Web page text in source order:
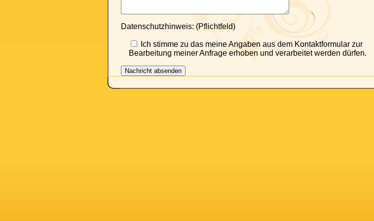
Datenschutzhinweis: (Pflichtfeld)
Ich stimme zu das meine Angaben aus dem Kontaktformular zur
Bearbeitung meiner Anfrage erhoben und verarbeitet werden dürfen.